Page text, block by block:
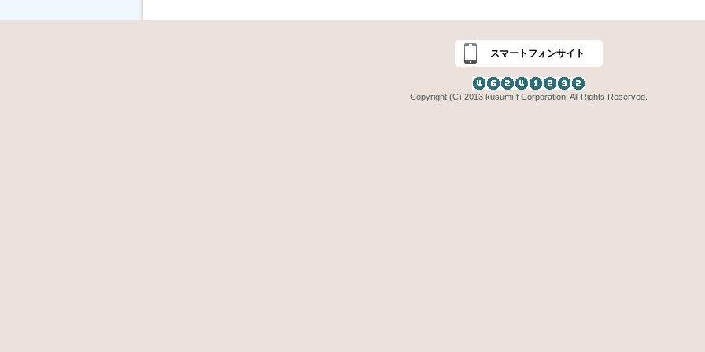
スマートフォンサイト
Copyright (C) 2013 kusumi-f Corporation. All Rights Reserved.